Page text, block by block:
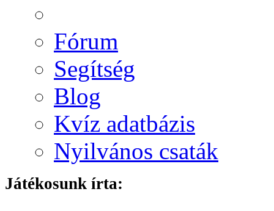
Fórum
Segítség
Blog
Kvíz adatbázis
Nyilvános csaták
Játékosunk írta: